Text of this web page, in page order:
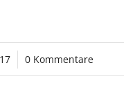
0 Kommentare